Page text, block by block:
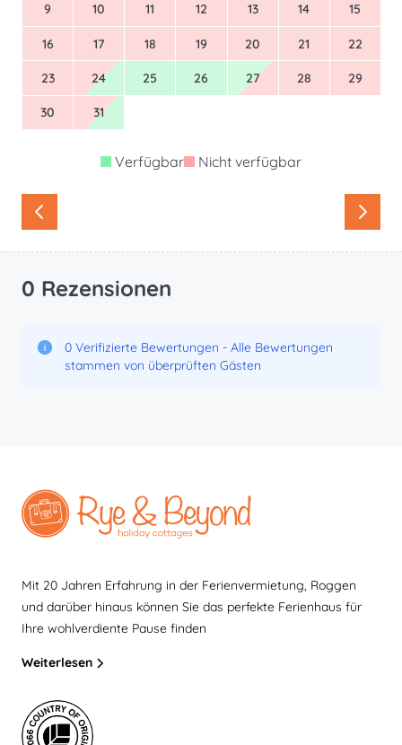
9 10 11 12 13 14 15
16 17 18 19 20 21 22
23 24 25 26 27 28 29
30 31
Verfügbar Nicht verfügbar
0 Rezensionen
0 Verifizierte Bewertungen - Alle Bewertungen
stammen von überprüften Gästen
Mit 20 Jahren Erfahrung in der Ferienvermietung, Roggen
und darüber hinaus können Sie das perfekte Ferienhaus für
Ihre wohlverdiente Pause finden
Weiterlesen